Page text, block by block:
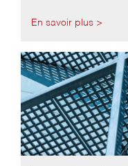
En savoir plus >